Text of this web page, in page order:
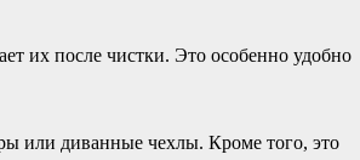
их после чистки. Это особенно удобно
или диванные чехлы. Кроме того, это